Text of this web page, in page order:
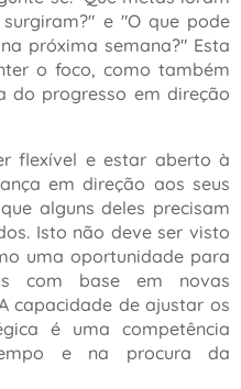
e "O que pode
próxima semana?" Esta
o foco, como também
do progresso em direção
flexível e estar aberto à
em direção aos seus
alguns deles precisam
Isto não deve ser visto
uma oportunidade para
com base em novas
capacidade de ajustar os
é uma competência
e na procura da